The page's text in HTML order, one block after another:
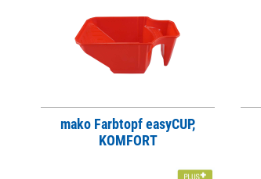
mako Farbtopf easyCUP,
KOMFORT